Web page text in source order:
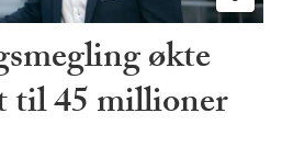
økte
til 45 millioner